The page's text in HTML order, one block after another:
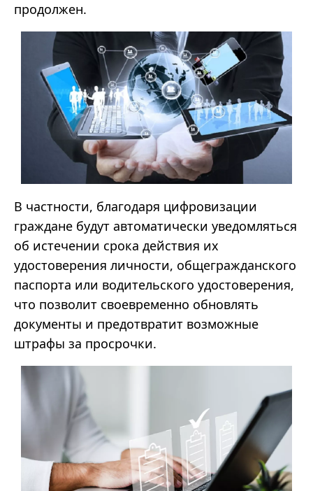
продолжен.
В частности, благодаря цифровизации
граждане будут автоматически уведомляться
об истечении срока действия их
удостоверения личности, общегражданского
паспорта или водительского удостоверения,
что позволит своевременно обновлять
документы и предотвратит возможные
штрафы за просрочки.